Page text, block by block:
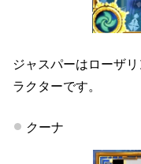
ジャスパーはローザ
ラクターです。
クーナ